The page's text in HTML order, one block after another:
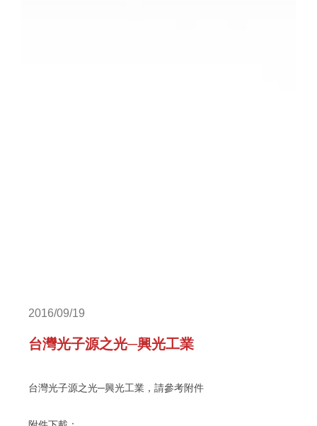
2016/09/19
台灣光子源之光─興光工業
台灣光子源之光─興光工業，請參考附件